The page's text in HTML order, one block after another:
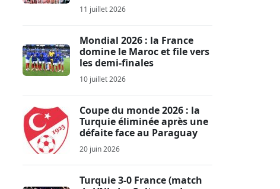
11 juillet 2026
Mondial 2026 : la France
domine le Maroc et file vers
les demi-finales
10 juillet 2026
Coupe du monde 2026 : la
Turquie éliminée après une
défaite face au Paraguay
20 juin 2026
Turquie 3-0 France (match